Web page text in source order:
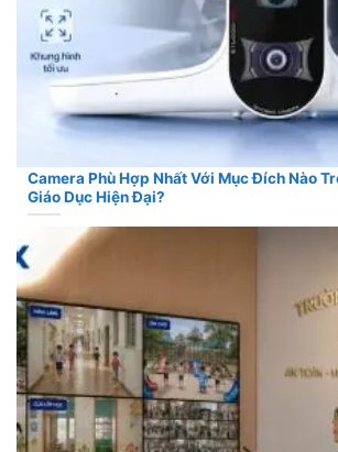
Camera Phù Hợp Nhất Với Mục Đích Nào
Giáo Dục Hiện Đại?